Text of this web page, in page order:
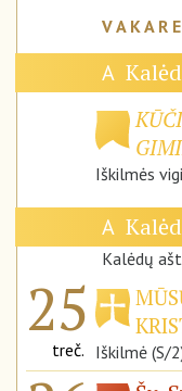
A
Iškilmės
A
Kalėdų
25
treč. Iškilmė (S/